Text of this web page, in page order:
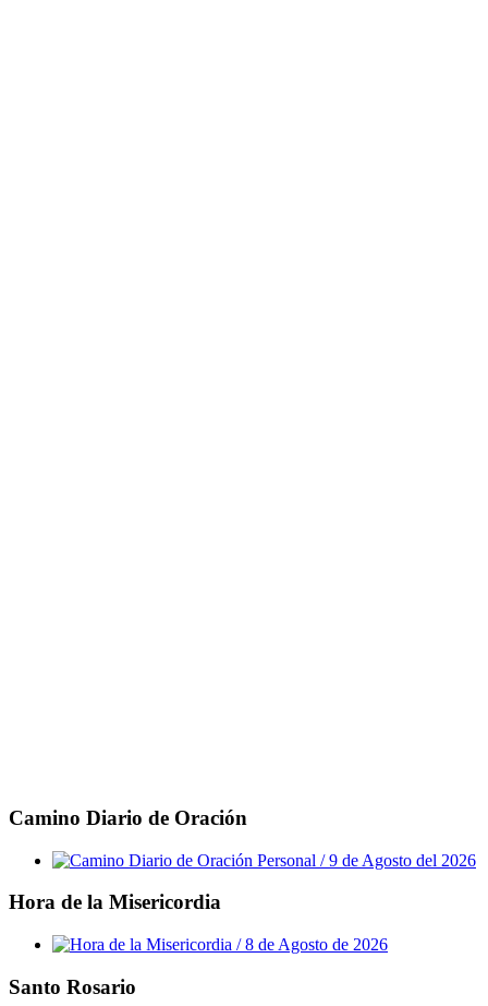
Camino Diario de Oración
Hora de la Misericordia
Santo Rosario